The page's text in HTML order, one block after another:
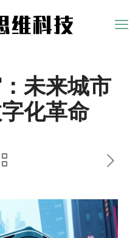
未来城市
化革命